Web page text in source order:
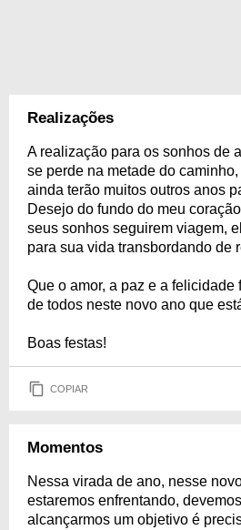
Realizações
A realização para os sonhos de
se perde na metade do
ainda terão muitos outros anos
Desejo do fundo do meu
seus sonhos seguirem viagem,
para sua vida transbordando de
Que o amor, a paz e a felicidade
de todos neste novo ano que
Boas festas!
COPIAR
Momentos
Nessa virada de ano, nesse
estaremos enfrentando,
alcançarmos um objetivo é